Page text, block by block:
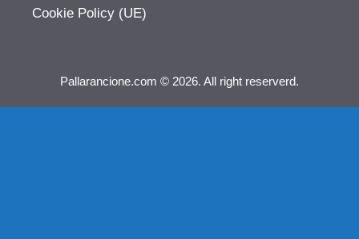
Cookie Policy (UE)
Pallarancione.com © 2026. All right reserverd.